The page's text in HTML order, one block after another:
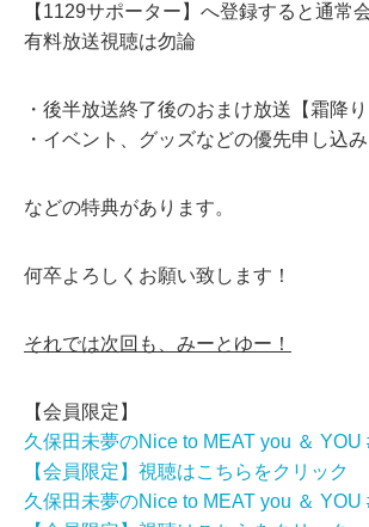
【1129サポーター】へ登録すると通常
有料放送視聴は勿論
・後半放送終了後のおまけ放送【霜降
・イベント、グッズなどの優先申し込
などの特典があります。
何卒よろしくお願い致します！
それでは次回も、みーとゆー！
【会員限定】
久保田未夢のNice to MEAT you ＆ YOU
【会員限定】視聴はこちらをクリック
久保田未夢のNice to MEAT you ＆ YOU